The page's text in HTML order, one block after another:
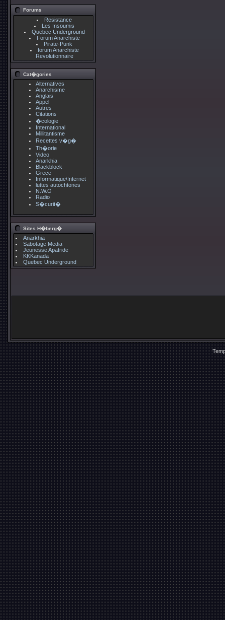
Forums
Resistance
Les Insoumis
Quebec Underground
Forum Anarchiste
Pirate-Punk
forum Anarchiste
Revolutionnaire
Cat�gories
Alternatives
Anarchisme
Anglais
Appel
Autres
Citations
�cologie
International
Millitantisme
Recettes v�g�
Th�orie
Video
Anarkhia
Blackblock
Grece
Informatique\Internet
luttes autochtones
N.W.O
Radio
S�curit�
Sites H�berg�
Anarkhia
Sabotage Media
Jeunesse Apatride
KKKanada
Quebec Underground